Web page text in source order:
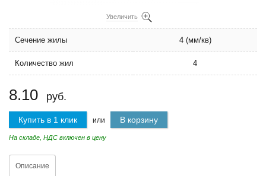
Увеличить
Сечение жилы 4 (мм/кв)
Количество жил 4
8.10 руб.
Купить в 1 клик или В корзину
На складе, НДС включен в цену
Описание